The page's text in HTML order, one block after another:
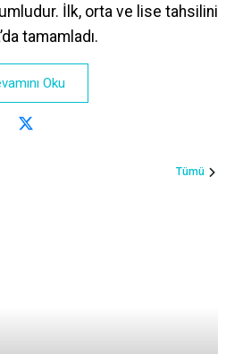
İlk, orta ve lise tahsilini
tamamladı.
Oku
Tümü